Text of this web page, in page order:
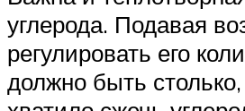
углерода. Подавая
регулировать его
должно быть